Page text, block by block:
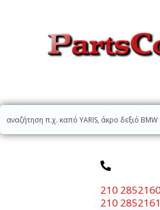
210 2852160
210 2852161